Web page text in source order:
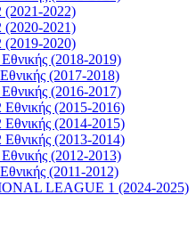
(2021-2022)
(2020-2021)
(2019-2020)
(2018-2019)
(2017-2018)
(2016-2017)
(2015-2016)
(2014-2015)
(2013-2014)
(2012-2013)
(2011-2012)
LEAGUE 1 (2024-2025)